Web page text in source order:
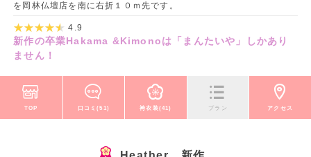
を岡林仏壇店を南に右折１０ｍ先です。
4.9
新作の卒業Hakama &Kimonoは「まんたいや」しかあり
ません！
TOP 口コミ(51) 袴衣装(41) プラン アクセス